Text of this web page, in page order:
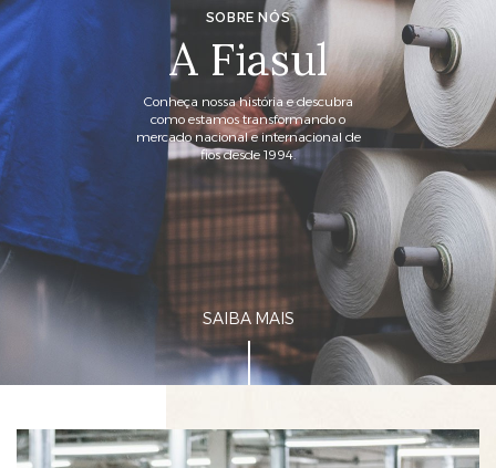
SOBRE NÓS
A Fiasul
Conheça nossa história e descubra
como estamos transformando o
mercado nacional e internacional de
fios desde 1994.
SAIBA MAIS